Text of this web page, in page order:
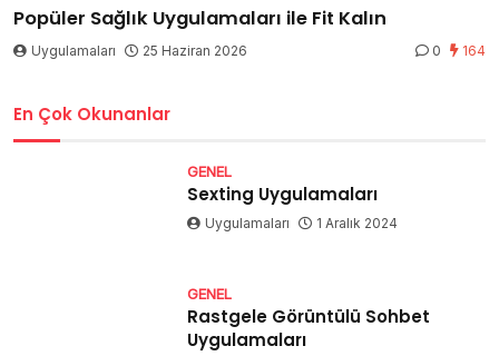
Popüler Sağlık Uygulamaları ile Fit Kalın
Uygulamaları 25 Haziran 2026 0 164
En Çok Okunanlar
GENEL
Sexting Uygulamaları
Uygulamaları 1 Aralık 2024
GENEL
Rastgele Görüntülü Sohbet
Uygulamaları